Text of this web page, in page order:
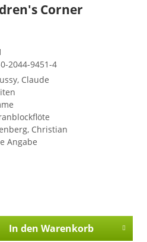
Corner
2044-9451-4
Claude
Christian
Angabe
In den Warenkorb